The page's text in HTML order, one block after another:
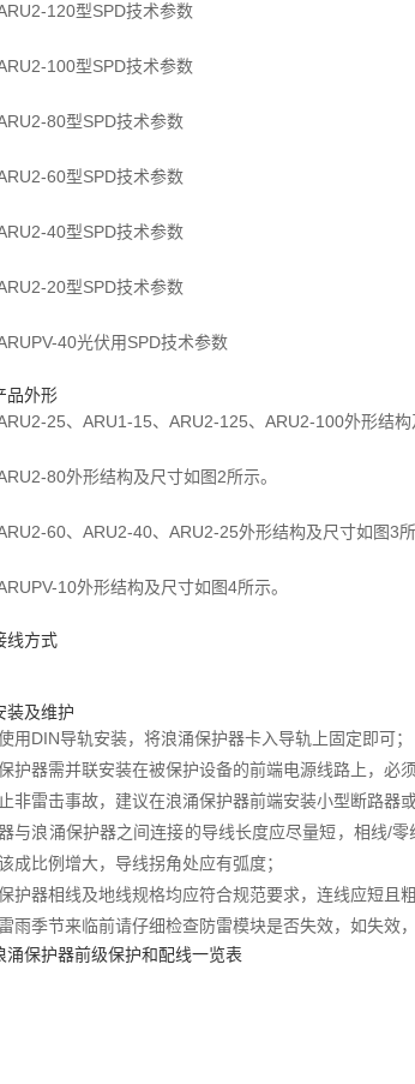
120型SPD技术参数
100型SPD技术参数
80型SPD技术参数
60型SPD技术参数
40型SPD技术参数
20型SPD技术参数
40光伏用SPD技术参数
品外形
25、ARU1-15、ARU2-125、ARU2-100外形结构
80外形结构及尺寸如图2所示。
60、ARU2-40、ARU2-25外形结构及尺寸如图3所
10外形结构及尺寸如图4所示。
线方式
装及维护
用DIN导轨安装，将浪涌保护器卡入导轨上固定即可；
护器需并联安装在被保护设备的前端电源线路上，必须
非雷击事故，建议在浪涌保护器前端安装小型断路器
与浪涌保护器之间连接的导线长度应尽量短，相线/
成比例增大，导线拐角处应有弧度；
护器相线及地线规格均应符合规范要求，连线应短且
雨季节来临前请仔细检查防雷模块是否失效，如失效，
涌保护器前级保护和配线一览表